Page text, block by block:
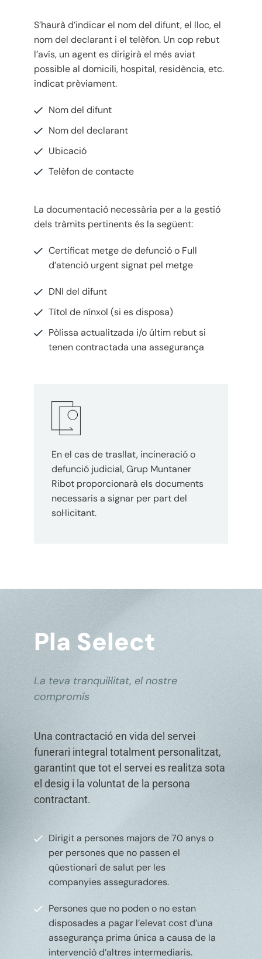
S’haurà d’indicar el nom del difunt, el lloc, el
nom del declarant i el telèfon. Un cop rebut
l’avís, un agent es dirigirà el més aviat
possible al domicili, hospital, residència, etc.
indicat prèviament.
Nom del difunt
Nom del declarant
Ubicació
Telèfon de contacte
La documentació necessària per a la gestió
dels tràmits pertinents és la següent:
Certificat metge de defunció o Full
d’atenció urgent signat pel metge
DNI del difunt
Títol de nínxol (si es disposa)
Pòlissa actualitzada i/o últim rebut si
tenen contractada una assegurança
En el cas de trasllat, incineració o
defunció judicial, Grup Muntaner
Ribot proporcionarà els documents
necessaris a signar per part del
sol·licitant.
Pla Select
La teva tranquil·litat, el nostre
compromís
Una contractació en vida del servei
funerari integral totalment personalitzat,
garantint que tot el servei es realitza sota
el desig i la voluntat de la persona
contractant.
Dirigit a persones majors de 70 anys o
per persones que no passen el
qüestionari de salut per les
companyies asseguradores.
Persones que no poden o no estan
disposades a pagar l’elevat cost d’una
assegurança prima única a causa de la
intervenció d’altres intermediaris.